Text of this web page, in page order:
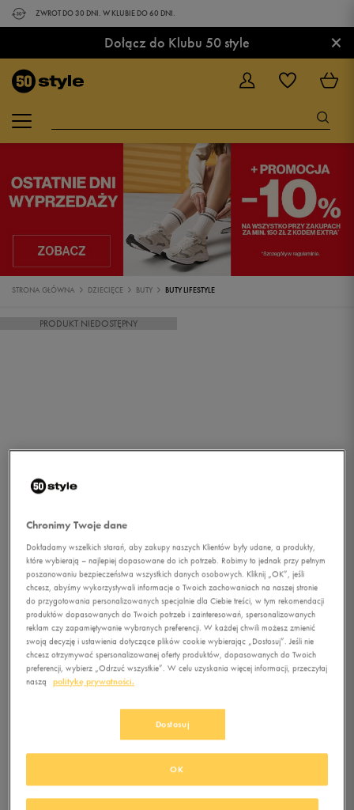
ZWROT DO 30 DNI. W KLUBIE DO 60 DNI.
Dołącz do Klubu 50 style ×
STRONA GŁÓWNA DZIECIĘCE BUTY BUTY LIFESTYLE
PRODUKT NIEDOSTĘPNY
0.0(0)
+ 250 PKT WKLUBIE 50 STYLE
Chronimy Twoje dane
Dokładamy wszelkich starań, aby zakupy naszych Klientów były udane, a produkty,
które wybierają – najlepiej dopasowane do ich potrzeb. Robimy to jednak przy pełnym
poszanowaniu bezpieczeństwa wszystkich danych osobowych. Kliknij „OK”, jeśli
chcesz, abyśmy wykorzystywali informacje o Twoich zachowaniach na naszej stronie
do przygotowania personalizowanych specjalnie dla Ciebie treści, w tym rekomendacji
produktów dopasowanych do Twoich potrzeb i zainteresowań, spersonalizowanych
reklam czy zapamiętywanie wybranych preferencji. W każdej chwili możesz zmienić
swoją decyzję i ustawienia dotyczące plików cookie wybierając „Dostosuj”. Jeśli nie
chcesz otrzymywać spersonalizowanej oferty produktów, dopasowanych do Twoich
preferencji, wybierz „Odrzuć wszystkie”. W celu uzyskania więcej informacji, przeczytaj
naszą
politykę prywatności.
Dostosuj
OK